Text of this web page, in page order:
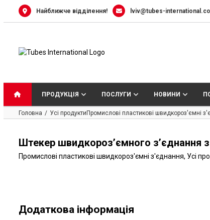
Найближче відділення! lviv@tubes-
ПРОДУКЦІЯ ПОСЛУГИ НОВИНИ
Головна Усі продуктиПромислові пластикові швидкороз'ємні
Штекер швидкороз’ємного з’єднання
Промислові пластикові швидкороз'ємні з'єднання, Усі
Додаткова інформація